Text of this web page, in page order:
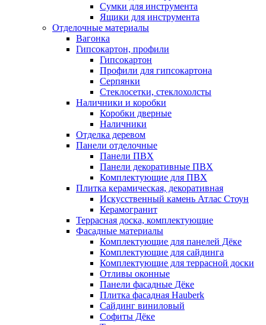
Сумки для инструмента
Ящики для инструмента
Отделочные материалы
Вагонка
Гипсокартон, профили
Гипсокартон
Профили для гипсокартона
Серпянки
Стеклосетки, стеклохолсты
Наличники и коробки
Коробки дверные
Наличники
Отделка деревом
Панели отделочные
Панели ПВХ
Панели декоративные ПВХ
Комплектующие для ПВХ
Плитка керамическая, декоративная
Искусственный камень Атлас Стоун
Керамогранит
Террасная доска, комплектующие
Фасадные материалы
Комплектующие для панелей Дёке
Комплектующие для сайдинга
Комплектующие для террасной доски
Отливы оконные
Панели фасадные Дёке
Плитка фасадная Hauberk
Сайдинг виниловый
Софиты Дёке